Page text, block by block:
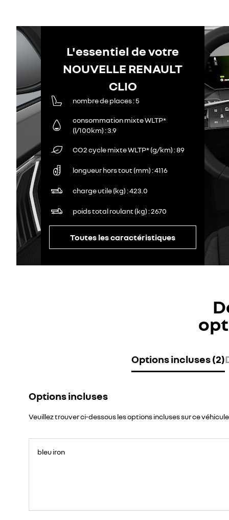
L'essentiel de votre
NOUVELLE RENAULT
CLIO
nombre de places 5
consommation mixte WLTP*
(l/100km) 3.9
CO2 cycle mixte WLTP* (g/km) 89
longueur hors tout (mm) 4116
charge utile (kg) 423.0
poids total roulant (kg) 2670
Toutes les caractéristiques
Options incluses (2)
Options incluses
Veuillez trouver ci-dessous les options incluses sur ce véhicule
bleu iron